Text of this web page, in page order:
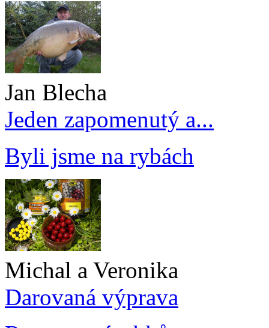
Jan Blecha
Jeden zapomenutý a...
Byli jsme na rybách
Michal a Veronika
Darovaná výprava